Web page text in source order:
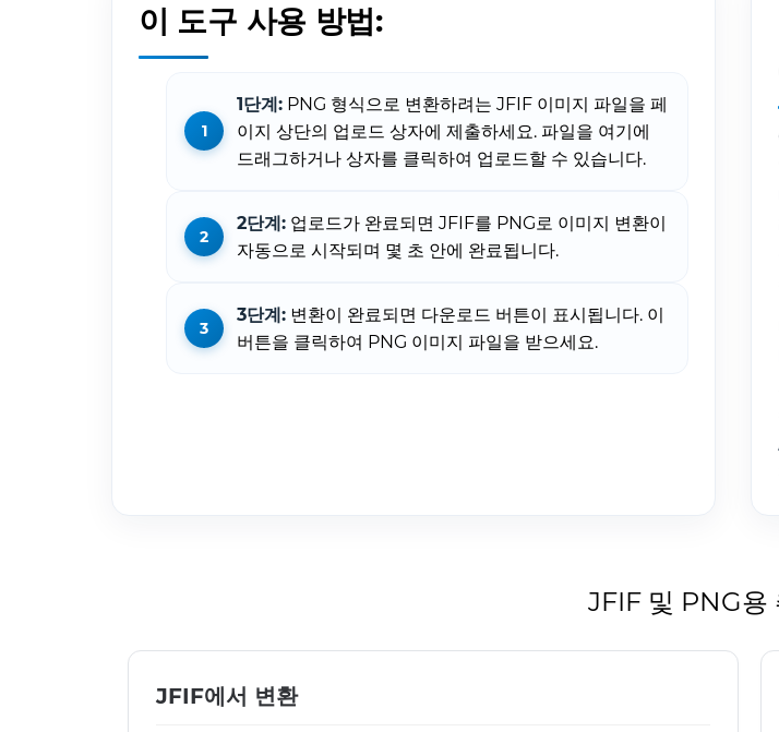
이 도구 사용 방법:
1단계: PNG 형식으로 변환하려는 JFIF 이미지 파일을 페
이지 상단의 업로드 상자에 제출하세요. 파일을 여기에
드래그하거나 상자를 클릭하여 업로드할 수 있습니다.
2단계: 업로드가 완료되면 JFIF를 PNG로 이미지 변환이
자동으로 시작되며 몇 초 안에 완료됩니다.
3단계: 변환이 완료되면 다운로드 버튼이 표시됩니다. 이
버튼을 클릭하여 PNG 이미지 파일을 받으세요.
JFIF 및 PNG용
JFIF에서 변환